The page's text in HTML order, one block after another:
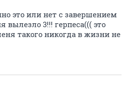
это или нет с завершением
вылезло 3!!! герпеса((( это
такого никогда в жизни не